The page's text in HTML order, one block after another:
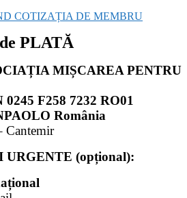
COTIZAȚIA DE MEMBRU
PLATĂ
MIȘCAREA PENTRU
F258 7232 RO01
România
Cantemir
(opțional):